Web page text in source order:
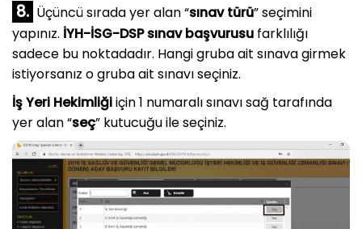
8. Üçüncü sırada yer alan “sınav türü” seçimini
yapınız. İYH-İSG-DSP sınav başvurusu farklılığı
sadece bu noktadadır. Hangi gruba ait sınava girmek
istiyorsanız o gruba ait sınavı seçiniz.
İş Yeri Hekimliğiiçin 1 numaralı sınavı sağ tarafında
yer alan “seç” kutucuğu ile seçiniz.